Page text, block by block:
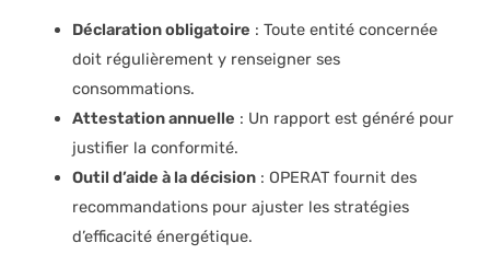
Déclaration obligatoire : Toute entité concernée
doit régulièrement y renseigner ses
consommations.
Attestation annuelle : Un rapport est généré pour
justifier la conformité.
Outil d’aide à la décision : OPERAT fournit des
recommandations pour ajuster les stratégies
d’efficacité énergétique.